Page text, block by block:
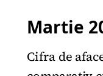
Martie
Cifra de